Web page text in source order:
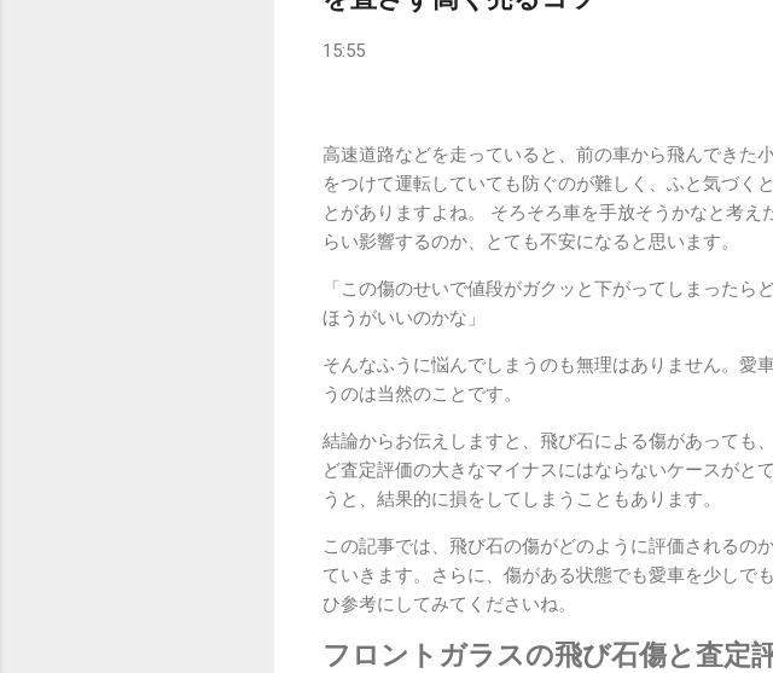
15:55
高速道路などを走っていると、前の車から飛んできた
をつけて運転していても防ぐのが難しく、ふと気づく
とがありますよね。 そろそろ車を手放そうかなと考
らい影響するのか、とても不安になると思います。
「この傷のせいで値段がガクッと下がってしまった
ほうがいいのかな」
そんなふうに悩んでしまうのも無理はありません。愛
うのは当然のことです。
結論からお伝えしますと、飛び石による傷があっても
ど査定評価の大きなマイナスにはならないケースがと
うと、結果的に損をしてしまうこともあります。
この記事では、飛び石の傷がどのように評価されるの
ていきます。さらに、傷がある状態でも愛車を少しで
ひ参考にしてみてくださいね。
フロントガラスの飛び石傷と査定